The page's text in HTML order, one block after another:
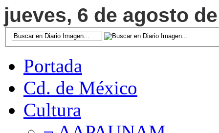
jueves, 6 de agosto
Portada
Cd. de México
Cultura